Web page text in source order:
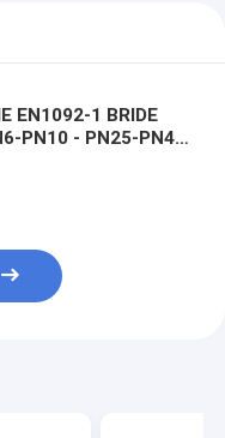
1 BRIDE
PN10 - PN25-PN40-